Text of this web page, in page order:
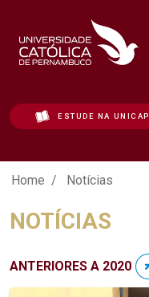
ESTUDE NA UNICAP
Notícias - Unicap
Home Notícias
NOTÍCIAS
ANTERIORES A 2020